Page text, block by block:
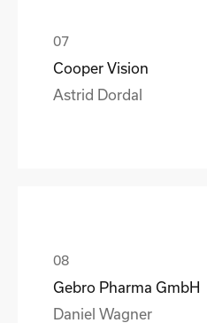
Cooper Vision
Astrid Dordal
Gebro Pharma GmbH
Daniel Wagner